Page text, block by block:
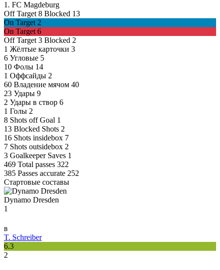
1. FC Magdeburg
Off Target 8 Blocked 13
On Target 2
On Target 6
Off Target 3 Blocked 2
1 Жёлтые карточки 3
6 Угловые 5
10 Фолы 14
1 Оффсайды 2
60 Владение мячом 40
23 Удары 9
2 Удары в створ 6
1 Голы 2
8 Shots off Goal 1
13 Blocked Shots 2
16 Shots insidebox 7
7 Shots outsidebox 2
3 Goalkeeper Saves 1
469 Total passes 322
385 Passes accurate 252
Стартовые составы
Dynamo Dresden
1
в
T. Schreiber
6.3
2